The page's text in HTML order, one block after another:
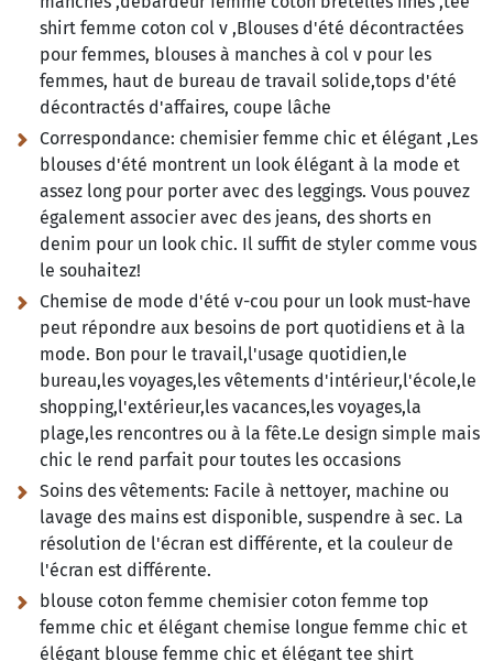
shirt femme coton col v ,Blouses d'été décontractées
pour femmes, blouses à manches à col v pour les
femmes, haut de bureau de travail solide,tops d'été
décontractés d'affaires, coupe lâche
Correspondance: chemisier femme chic et élégant ,Les
blouses d'été montrent un look élégant à la mode et
assez long pour porter avec des leggings. Vous pouvez
également associer avec des jeans, des shorts en
denim pour un look chic. Il suffit de styler comme vous
le souhaitez!
Chemise de mode d'été v-cou pour un look must-have
peut répondre aux besoins de port quotidiens et à la
mode. Bon pour le travail,l'usage quotidien,le
bureau,les voyages,les vêtements d'intérieur,l'école,le
shopping,l'extérieur,les vacances,les voyages,la
plage,les rencontres ou à la fête.Le design simple mais
chic le rend parfait pour toutes les occasions
Soins des vêtements: Facile à nettoyer, machine ou
lavage des mains est disponible, suspendre à sec. La
résolution de l'écran est différente, et la couleur de
l'écran est différente.
blouse coton femme chemisier coton femme top
femme chic et élégant chemise longue femme chic et
élégant blouse femme chic et élégant tee shirt